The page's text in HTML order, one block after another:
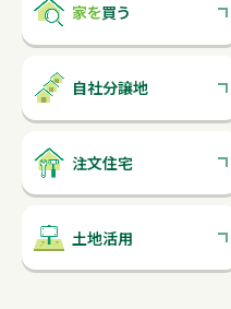
家を買う
自社分譲地
注文住宅
土地活用